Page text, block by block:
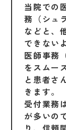
当院での
務（シュ
などと、
できない
医師事務
をスムー
と患者さ
きます。
受付業務
が多いの